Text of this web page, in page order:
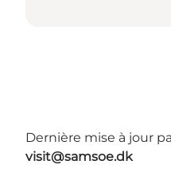
Dernière mise à jour
visit@samsoe.dk